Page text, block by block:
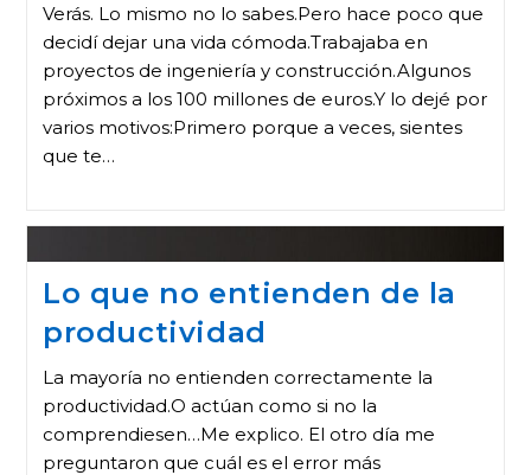
Verás. Lo mismo no lo sabes.Pero hace poco que
decidí dejar una vida cómoda.Trabajaba en
proyectos de ingeniería y construcción.Algunos
próximos a los 100 millones de euros.Y lo dejé por
varios motivos:Primero porque a veces, sientes
que te…
Lo que no entienden de la
productividad
La mayoría no entienden correctamente la
productividad.O actúan como si no la
comprendiesen…Me explico. El otro día me
preguntaron que cuál es el error más